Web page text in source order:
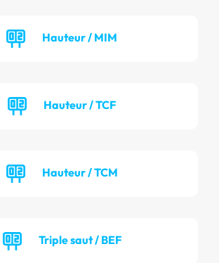
Hauteur / MIM
Hauteur / TCF
Hauteur / TCM
Triple saut / BEF